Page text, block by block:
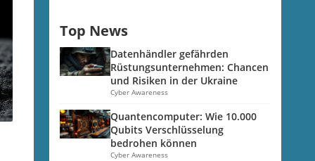
Top News
Datenhändler gefährden
Rüstungsunternehmen: Chancen
und Risiken in der Ukraine
Cyber Awareness
Quantencomputer: Wie 10.000
Qubits Verschlüsselung
bedrohen können
Cyber Awareness